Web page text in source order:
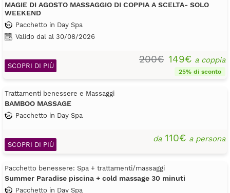
MAGIE DI AGOSTO MASSAGGIO DI COPPIA A SCELTA- SOLO
WEEKEND
Pacchetto in Day Spa
Valido dal al 30/08/2026
200€ 149€ a coppia
25% di sconto
SCOPRI DI PIÙ
Trattamenti benessere e Massaggi
BAMBOO MASSAGE
Pacchetto in Day Spa
da110€ a persona
SCOPRI DI PIÙ
Pacchetto benessere: Spa + trattamenti/massaggi
Summer Paradise piscina + cold massage 30 minuti
Pacchetto in Day Spa